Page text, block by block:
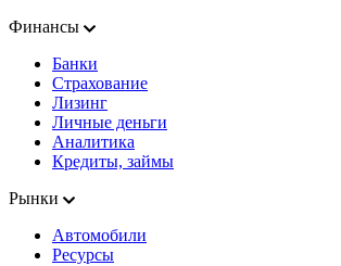
Финансы
Банки
Страхование
Лизинг
Личные деньги
Аналитика
Кредиты, займы
Рынки
Автомобили
Ресурсы